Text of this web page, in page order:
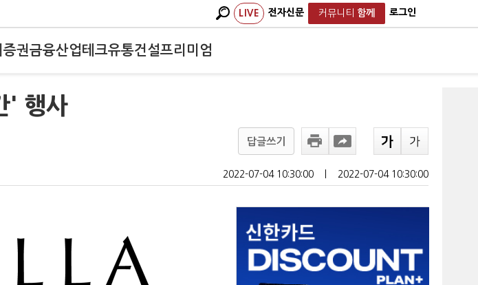
LIVE 전자신문 커뮤니티 함께 로그인
증권금융산업테크유통건설프리미엄
' 행사
답글쓰기
2022-07-04 10:30:00 2022-07-04 10:30:00